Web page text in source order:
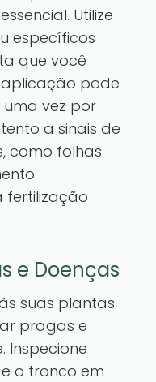
Utilize
específicos
que você
aplicação pode
vez por
a sinais de
como folhas
fertilização
e Doenças
suas plantas
pragas e
Inspecione
o tronco em